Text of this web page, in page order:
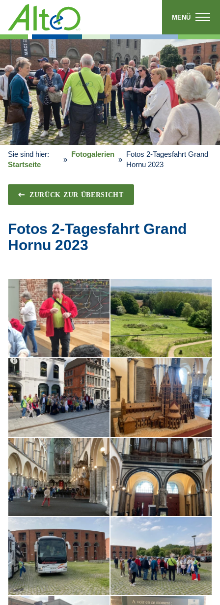
MENÜ
Sie sind hier:
Startseite
Fotogalerien
Fotos 2-Tagesfahrt Grand
Hornu 2023
ZURÜCK ZUR ÜBERSICHT
Fotos 2-Tagesfahrt Grand
Hornu 2023